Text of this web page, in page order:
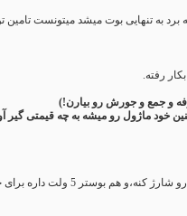
برد به تنهایی بوت میشد میتونست تامین
و جمع و جورش رو بیارن!)
این آیسی خودش هم توش شارژر سلول های لیتیوم